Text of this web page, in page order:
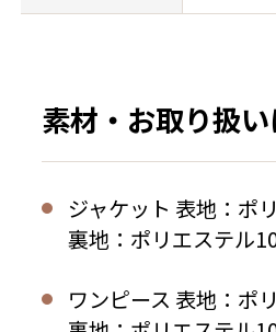
素材・お取り扱
ジャケット 表地：ポ
裏地：ポリエステル
ワンピース 表地：ポ